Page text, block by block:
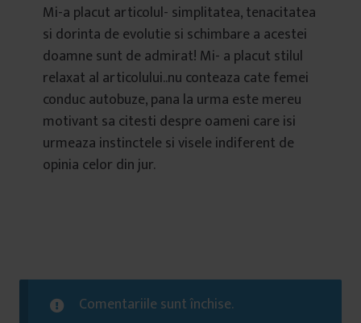
Mi-a placut articolul- simplitatea, tenacitatea
si dorinta de evolutie si schimbare a acestei
doamne sunt de admirat! Mi- a placut stilul
relaxat al articolului..nu conteaza cate femei
conduc autobuze, pana la urma este mereu
motivant sa citesti despre oameni care isi
urmeaza instinctele si visele indiferent de
opinia celor din jur.
Comentariile sunt închise.